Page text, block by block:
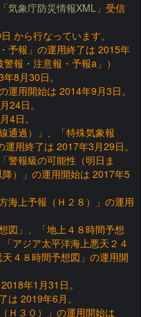
気象庁防災情報XML 」受信
から行なっています。
予報」の運用終了は 2015年
報・注意報・予報a」）
8月30日。
運用開始は 2014年9月3日。
24日。
4日。
通過）」、「特殊気象報
運用終了は 2017年3月29日。
警報級の可能性（明日ま
）」の運用開始は 2017年5
海上予報（Ｈ２８）」の運用
図」、「地上４８時間予想
アジア太平洋海上悪天２４
４８時間予想図」の運用開
年1月31日。
は 2019年6月。
Ｈ３０）」の運用開始は